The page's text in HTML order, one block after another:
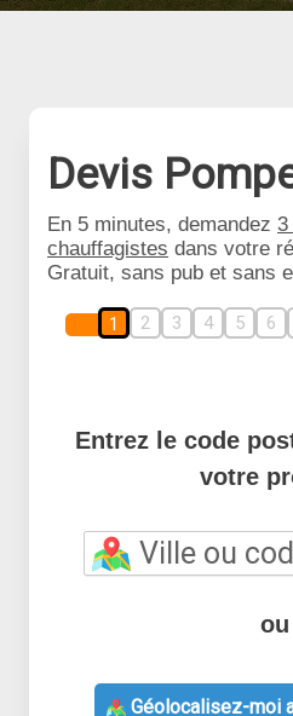
Devis
En 5 minutes, demandez 3
chauffagistes dans votre
Gratuit, sans pub et sans
1 2 3 4 5 6
Entrez le code
votre
ou
Géolocalisez-moi